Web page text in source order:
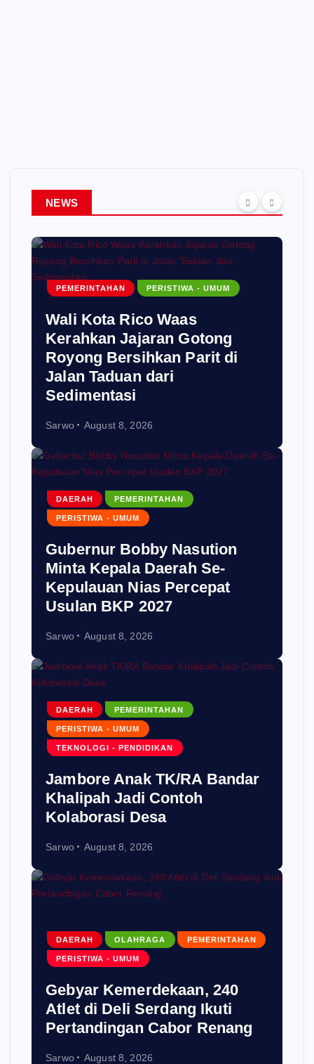
NEWS
PEMERINTAHAN PERISTIWA - UMUM
Wali Kota Rico Waas
Kerahkan Jajaran Gotong
Royong Bersihkan Parit di
Jalan Taduan dari
Sedimentasi
Sarwo August 8, 2026
DAERAH PEMERINTAHAN
PERISTIWA - UMUM
Gubernur Bobby Nasution
Minta Kepala Daerah Se-
Kepulauan Nias Percepat
Usulan BKP 2027
Sarwo August 8, 2026
DAERAH PEMERINTAHAN
PERISTIWA - UMUM
TEKNOLOGI - PENDIDIKAN
Jambore Anak TK/RA Bandar
Khalipah Jadi Contoh
Kolaborasi Desa
Sarwo August 8, 2026
DAERAH OLAHRAGA PEMERINTAHAN
PERISTIWA - UMUM
Gebyar Kemerdekaan, 240
Atlet di Deli Serdang Ikuti
Pertandingan Cabor Renang
Sarwo August 8, 2026